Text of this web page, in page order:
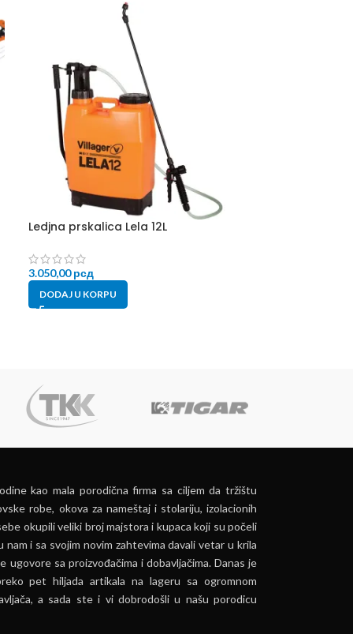
Ledjna prskalica Lela 12L
3.050,00рсд
DODAJ U KORPU
kao mala porodična firma sa ciljem da tržištu
robe, okova za nameštaj i stolariju, izolacionih
okupili veliki broj majstora i kupaca koji su počeli
i sa svojim novim zahtevima davali vetar u krila
sa proizvođačima i dobavljačima. Danas je
pet hiljada artikala na lageru sa ogromnom
a sada ste i vi dobrodošli u našu porodicu